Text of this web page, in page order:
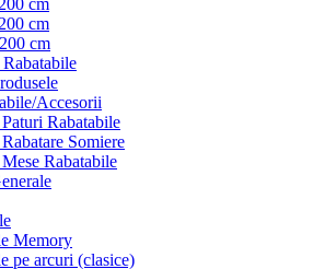
cm
cm
cm
Accesorii
Rabatabile
Somiere
Rabatabile
Memory
pe arcuri (clasice)